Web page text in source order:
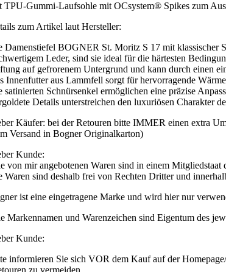
TPU-Gummi-Laufsohle mit OCsystem® Spikes zum
zum Artikel laut Hersteller:
Damenstiefel BOGNER St. Moritz S 17 mit klassischer
Leder, sind sie ideal für die härtesten
auf gefrorenem Untergrund und kann durch einen
Innenfutter aus Lammfell sorgt für hervorragende
satinierten Schnürsenkel ermöglichen eine präzise
Details unterstreichen den luxuriösen Charakter
Käufer: bei der Retouren bitte IMMER einen extra
Versand in Bogner Originalkarton)
Kunde:
von mir angebotenen Waren sind in einem
Waren sind deshalb frei von Rechten Dritter und
ist eine eingetragene Marke und wird hier nur
Markennamen und Warenzeichen sind Eigentum des
Kunde:
informieren Sie sich VOR dem Kauf auf der
zu vermeiden.